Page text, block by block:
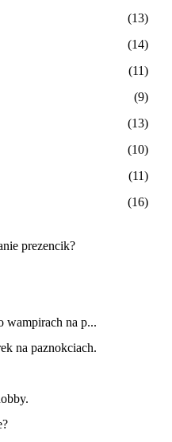
(13)
(14)
(11)
(9)
(13)
(10)
(11)
(16)
prezencik?
wampirach na p...
na paznokciach.